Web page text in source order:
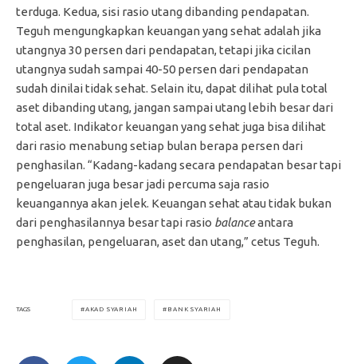
terduga. Kedua, sisi rasio utang dibanding pendapatan.
Teguh mengungkapkan keuangan yang sehat adalah jika
utangnya 30 persen dari pendapatan, tetapi jika cicilan
utangnya sudah sampai 40-50 persen dari pendapatan
sudah dinilai tidak sehat. Selain itu, dapat dilihat pula total
aset dibanding utang, jangan sampai utang lebih besar dari
total aset. Indikator keuangan yang sehat juga bisa dilihat
dari rasio menabung setiap bulan berapa persen dari
penghasilan. “Kadang-kadang secara pendapatan besar tapi
pengeluaran juga besar jadi percuma saja rasio
keuangannya akan jelek. Keuangan sehat atau tidak bukan
dari penghasilannya besar tapi rasio balanceantara
penghasilan, pengeluaran, aset dan utang,” cetus Teguh.
TAGS AKAD SYARIAH BANK SYARIAH